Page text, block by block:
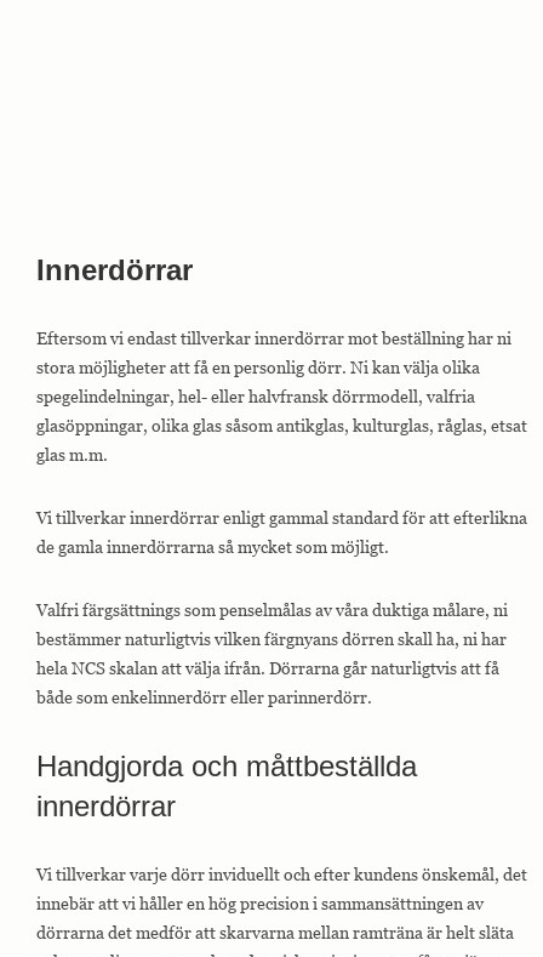
Innerdörrar
Eftersom vi endast tillverkar innerdörrar mot beställning har ni
stora möjligheter att få en personlig dörr. Ni kan välja olika
spegelindelningar, hel- eller halvfransk dörrmodell, valfria
glasöppningar, olika glas såsom antikglas, kulturglas, råglas, etsat
glas m.m.
Vi tillverkar innerdörrar enligt gammal standard för att efterlikna
de gamla innerdörrarna så mycket som möjligt.
Valfri färgsättnings som penselmålas av våra duktiga målare, ni
bestämmer naturligtvis vilken färgnyans dörren skall ha, ni har
hela NCS skalan att välja ifrån. Dörrarna går naturligtvis att få
både som enkelinnerdörr eller parinnerdörr.
Handgjorda och måttbeställda
innerdörrar
Vi tillverkar varje dörr inviduellt och efter kundens önskemål, det
innebär att vi håller en hög precision i sammansättningen av
dörrarna det medför att skarvarna mellan ramträna är helt släta